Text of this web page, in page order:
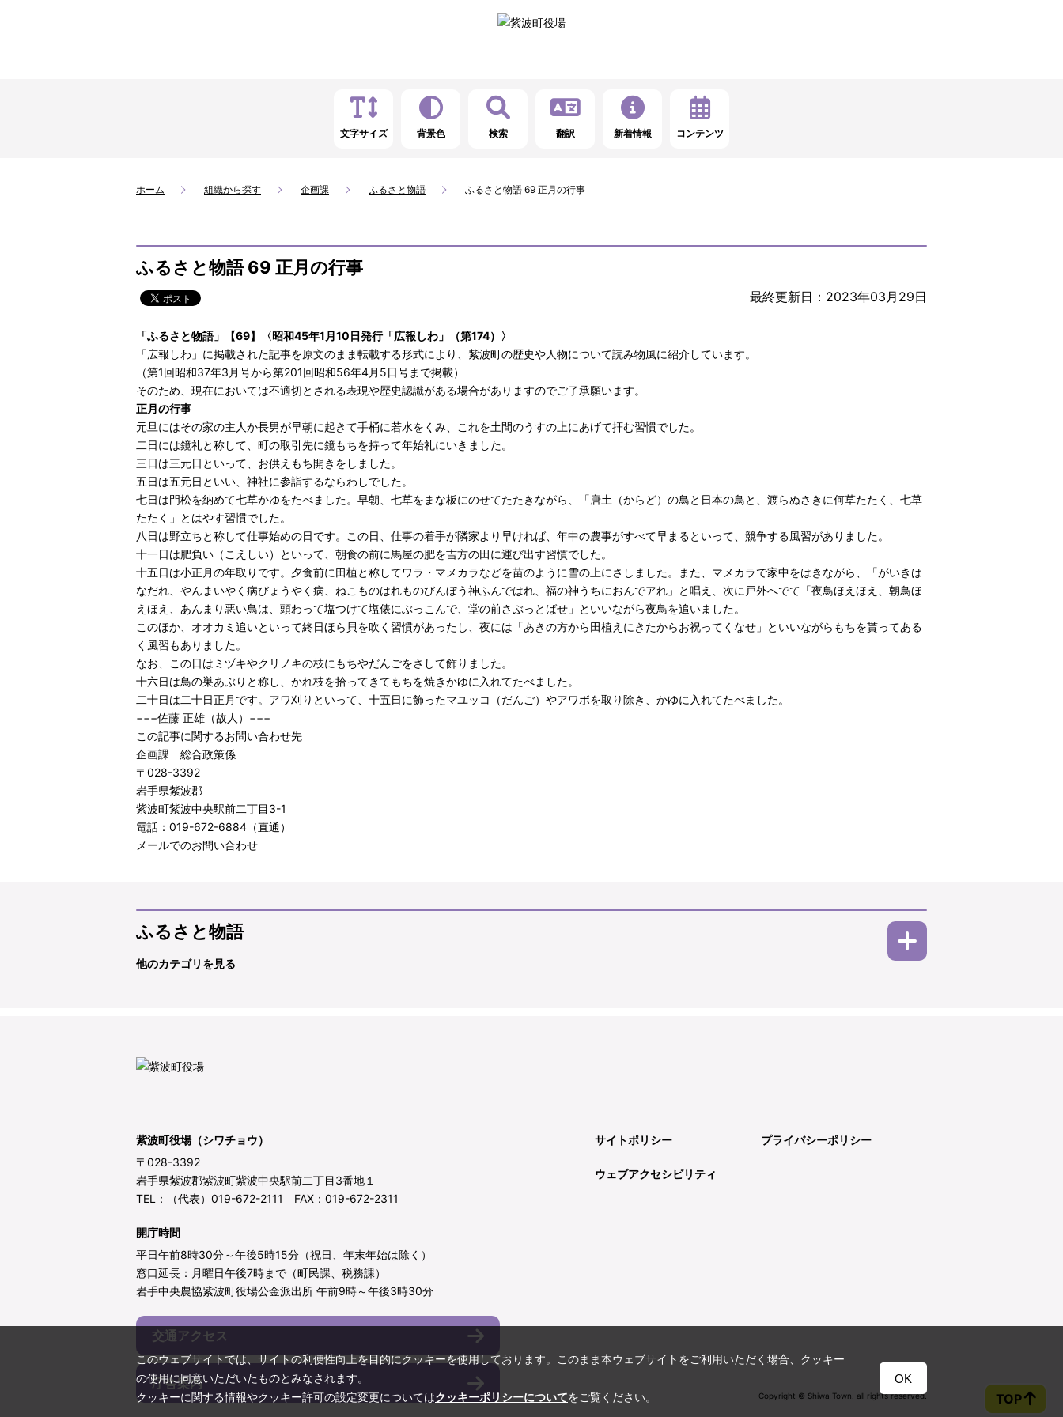
文字サイズ 背景色 検索 翻訳 新着情報 コンテンツ
ホーム 組織から探す 企画課 ふるさと物語 ふるさと物語 69 正月の行事
ふるさと物語 69 正月の行事
最終更新日：2023年03月29日
「ふるさと物語」【69】〈昭和45年1月10日発行「広報しわ」（第174）〉
「広報しわ」に掲載された記事を原文のまま転載する形式により、紫波町の歴史や人物について読み物風に紹介しています。
（第1回昭和37年3月号から第201回昭和56年4月5日号まで掲載）
そのため、現在においては不適切とされる表現や歴史認識がある場合がありますのでご了承願います。
正月の行事
元旦にはその家の主人か長男が早朝に起きて手桶に若水をくみ、これを土間のうすの上にあげて拝む習慣でした。
二日には鏡礼と称して、町の取引先に鏡もちを持って年始礼にいきました。
三日は三元日といって、お供えもち開きをしました。
五日は五元日といい、神社に参詣するならわしでした。
七日は門松を納めて七草かゆをたべました。早朝、七草をまな板にのせてたたきながら、「唐土（からど）の鳥と日本の鳥と、渡らぬさきに何草たたく、七草
たたく」とはやす習慣でした。
八日は野立ちと称して仕事始めの日です。この日、仕事の着手が隣家より早ければ、年中の農事がすべて早まるといって、競争する風習がありました。
十一日は肥負い（こえしい）といって、朝食の前に馬屋の肥を吉方の田に運び出す習慣でした。
十五日は小正月の年取りです。夕食前に田植と称してワラ・マメカラなどを苗のように雪の上にさしました。また、マメカラで家中をはきながら、「がいきは
なだれ、やんまいやく病びょうやく病、ねこものはれものびんぼう神ふんではれ、福の神うちにおんでアれ」と唱え、次に戸外へでて「夜鳥ほえほえ、朝鳥ほ
えほえ、あんまり悪い鳥は、頭わって塩つけて塩俵にぶっこんで、堂の前さぶっとばせ」といいながら夜鳥を追いました。
このほか、オオカミ追いといって終日ほら貝を吹く習慣があったし、夜には「あきの方から田植えにきたからお祝ってくなせ」といいながらもちを貰ってある
く風習もありました。
なお、この日はミヅキやクリノキの枝にもちやだんごをさして飾りました。
十六日は鳥の巣あぶりと称し、かれ枝を拾ってきてもちを焼きかゆに入れてたべました。
二十日は二十日正月です。アワ刈りといって、十五日に飾ったマユッコ（だんご）やアワボを取り除き、かゆに入れてたべました。
−−−佐藤 正雄（故人）−−−
この記事に関するお問い合わせ先
企画課 総合政策係
〒028-3392
岩手県紫波郡
紫波町紫波中央駅前二丁目3-1
電話：019-672-6884（直通）
メールでのお問い合わせ
ふるさと物語
他のカテゴリを見る
紫波町役場（シワチョウ）
〒028-3392
岩手県紫波郡紫波町紫波中央駅前二丁目3番地１
TEL：（代表）019-672-2111 FAX：019-672-2311
開庁時間
平日午前8時30分～午後5時15分（祝日、年末年始は除く）
窓口延長：月曜日午後7時まで（町民課、税務課）
岩手中央農協紫波町役場公金派出所 午前9時～午後3時30分
交通アクセス
庁舎案内
サイトポリシー プライバシーポリシー
ウェブアクセシビリティ
Copyright © Shiwa Town. all rights reserved. TOP
このウェブサイトでは、サイトの利便性向上を目的にクッキーを使用しております。このまま本ウェブサイトをご利用いただく場合、クッキー
の使用に同意いただいたものとみなされます。
クッキーに関する情報やクッキー許可の設定変更についてはクッキーポリシーについてをご覧ください。
OK